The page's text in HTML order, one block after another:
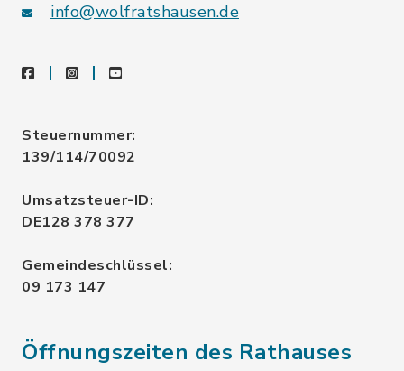
info@wolfratshausen.de
facebookinstagramyoutube
Steuernummer:
139/114/70092
Umsatzsteuer-ID:
DE128 378 377
Gemeindeschlüssel:
09 173 147
Öffnungszeiten des Rathauses